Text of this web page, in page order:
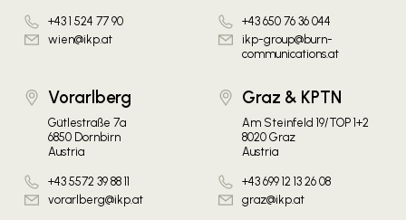
+43 1 524 77 90
wien@ikp.at
+43 650 76 36 044
ikp-group@burn-
communications.at
Vorarlberg
Gütlestraße 7a
6850 Dornbirn
Austria
+43 5572 39 88 11
vorarlberg@ikp.at
Graz & KPTN
Am Steinfeld 19/TOP 1+2
8020 Graz
Austria
+43 699 12 13 26 08
graz@ikp.at